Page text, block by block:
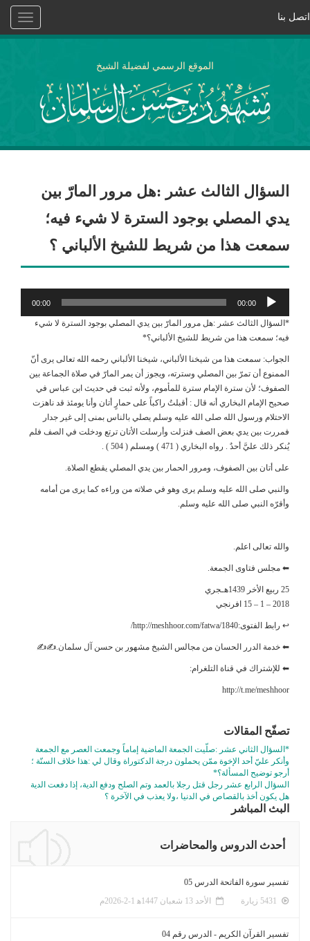
Toggle
اتصل بنا
الموقع الرسمي لفضيلة الشيخ
السؤال الثالث عشر :هل مرور المارّ بين
يدي المصلي بوجود السترة لا شيء فيه؛
سمعت هذا من شريط للشيخ الألباني ؟
مشغل
الصوت
00:00
00:00
*السؤال الثالث عشر :هل مرور المارّ بين يدي المصلي بوجود السترة لا شيء
فيه؛ سمعت هذا من شريط للشيخ الألباني؟*
الجواب: سمعت هذا من شيخنا الألباني، شيخنا الألباني رحمه الله تعالى يرى أنّ
الممنوع أن تمرّ بين المصلي وسترته، ويجوز أن يمر المارّ في صلاة الجماعة بين
الصفوف؛ لأن سترة الإمام سترة للمأموم، ولأنه ثبت في حديث ابن عباس في
صحيح الإمام البخاري أنه قال : أقبلتُ راكباً على حمارٍ أتان وأنا يومئذ قد ناهزت
الاحتلام ورسول الله صلى الله عليه وسلم يصلي بالناس بمنى إلى غير جدار
فمررت بين يدي بعض الصف فنزلت وأرسلت الأتان ترتع ودخلت في الصف فلم
يُنكر ذلك عليَّ أحدٌ . رواه البخاري ( 471 ) ومسلم ( 504 ) .
على أتان بين الصفوف، ومرور الحمار بين يدي المصلي يقطع الصلاة.
والنبي صلى الله عليه وسلم يرى وهو في صلاته من وراءه كما يرى من أمامه
وأقرّه النبي صلى الله عليه وسلم.
والله تعالى اعلم.
⬅ مجلس فتاوى الجمعة.
25 ربيع الأخر 1439هـجري
2018 – 1 – 15 افرنجي
↩ رابط الفتوى:http://meshhoor.com/fatwa/1840/
⬅ خدمة الدرر الحسان من مجالس الشيخ مشهور بن حسن آل سلمان.✍✍
⬅ للإشتراك في قناة التلغرام:
http://t.me/meshhoor
تصفّح المقالات
*السؤال الثاني عشر :صلّيت الجمعة الماضية إماماً وجمعت العصر مع الجمعة
وأنكر عليّ أحد الإخوة ممّن يحملون درجة الدكتوراة وقال لي :هذا خلاف السنّة ؛
أرجو توضيح المسألة؟*
السؤال الرابع عشر رجل قتل رجلا بالعمد وتم الصلح ودفع الدية، إذا دفعت الدية
هل يكون أخذ بالقصاص في الدنيا ،ولا يعذب في الآخرة ؟
البث المباشر
أحدث الدروس والمحاضرات
تفسير سورة الفاتحة الدرس 05
الأحد 13 شعبان 1447ﻫ 1-2-2026م
تفسير القرآن الكريم - الدرس رقم 04